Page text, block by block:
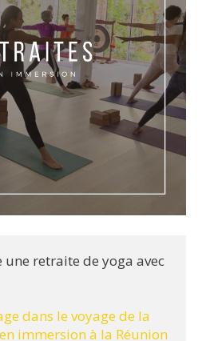
retraite de yoga avec
dans le voyage de la
immersion à la Réunion